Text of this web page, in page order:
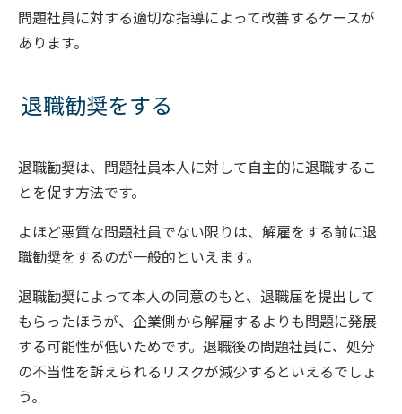
問題社員に対する適切な指導によって改善するケースが
あります。
退職勧奨をする
退職勧奨は、問題社員本人に対して自主的に退職するこ
とを促す方法です。
よほど悪質な問題社員でない限りは、解雇をする前に退
職勧奨をするのが一般的といえます。
退職勧奨によって本人の同意のもと、退職届を提出して
もらったほうが、企業側から解雇するよりも問題に発展
する可能性が低いためです。退職後の問題社員に、処分
の不当性を訴えられるリスクが減少するといえるでしょ
う。